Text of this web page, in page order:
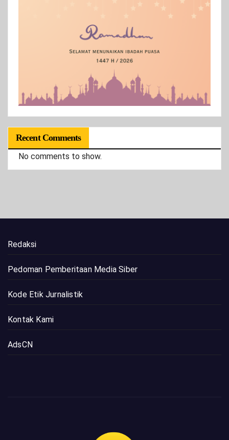
Recent Comments
No comments to show.
Redaksi
Pedoman Pemberitaan Media Siber
Kode Etik Jurnalistik
Kontak Kami
AdsCN